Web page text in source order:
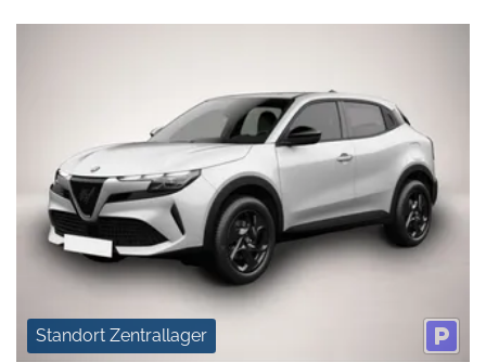
Standort Zentrallager